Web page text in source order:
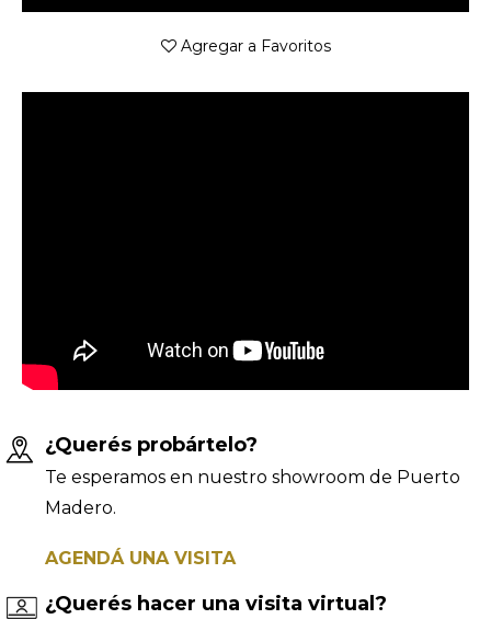
Agregar a Favoritos
¿Querés probártelo?
Te esperamos en nuestro showroom de Puerto
Madero.
AGENDÁ UNA VISITA
¿Querés hacer una visita virtual?